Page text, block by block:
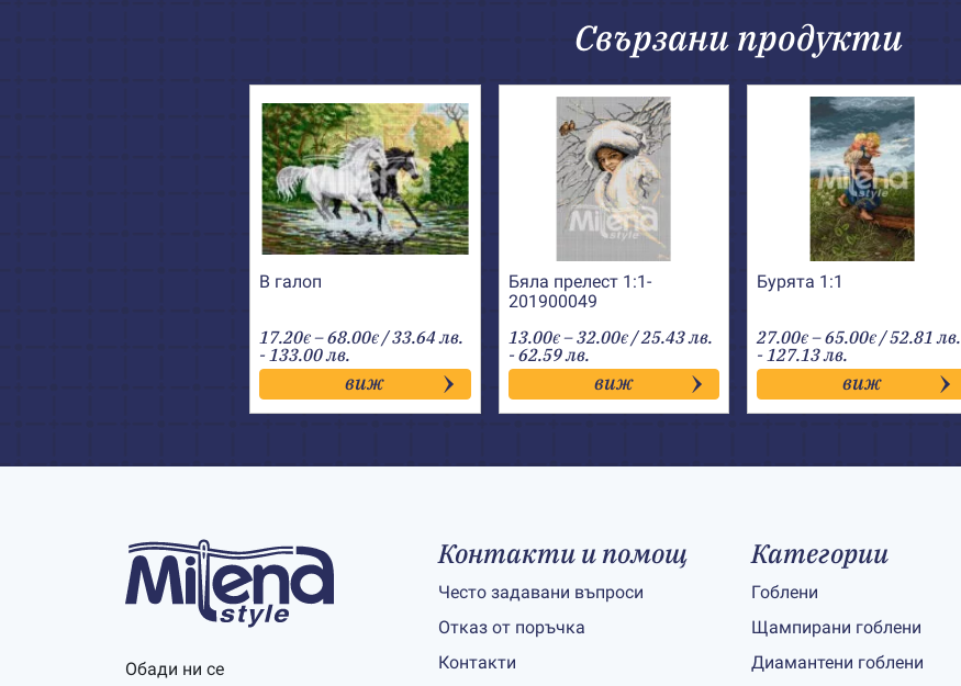
Свързани продукти
В галоп
17.20€ –68.00€Price
range:
17.20€
through
68.00€
/ 33.64 лв.
- 133.00 лв.
виж
Бяла прелест 1:1-
201900049
13.00€ –32.00€Price
range:
13.00€
through
32.00€
/ 25.43 лв.
- 62.59 лв.
виж
Бурята 1:1
27.00€ –65.00€Price
range:
27.00€
through
65.00€
/ 52.81 лв.
- 127.13 лв.
виж
Обади ни се
Контакти и помощ
Често задавани въпроси
Отказ от поръчка
Контакти
Категории
Гоблени
Щампирани гоблени
Диамантени гоблени